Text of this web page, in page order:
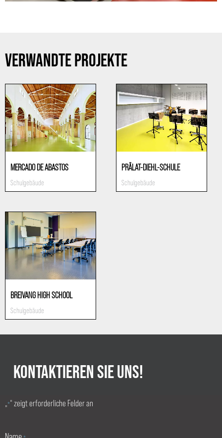
VERWANDTE PROJEKTE
MERCADO DE ABASTOS
Schulgebäude
PRÄLAT-DIEHL-SCHULE
Schulgebäude
BREIVANG HIGH SCHOOL
Schulgebäude
KONTAKTIEREN SIE UNS!
„*“ zeigt erforderliche Felder an